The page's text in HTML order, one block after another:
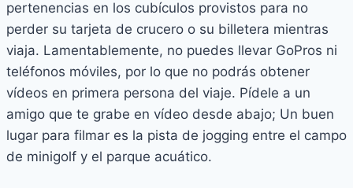
pertenencias en los cubículos provistos para no
perder su tarjeta de crucero o su billetera mientras
viaja. Lamentablemente, no puedes llevar GoPros ni
teléfonos móviles, por lo que no podrás obtener
vídeos en primera persona del viaje. Pídele a un
amigo que te grabe en vídeo desde abajo; Un buen
lugar para filmar es la pista de jogging entre el campo
de minigolf y el parque acuático.